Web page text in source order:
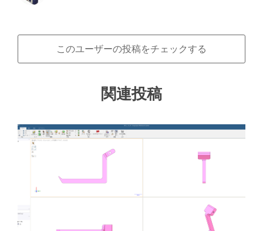
このユーザーの投稿をチェックする
関連投稿